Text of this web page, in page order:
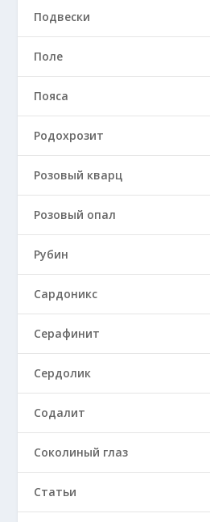
Подвески
Поле
Пояса
Родохрозит
Розовый кварц
Розовый опал
Рубин
Сардоникс
Серафинит
Сердолик
Содалит
Соколиный глаз
Статьи